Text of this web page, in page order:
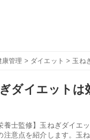
康管理 > ダイエット > 玉ね
ダイエットは
養士監修】玉ねぎダイエ
注意点を紹介します。玉